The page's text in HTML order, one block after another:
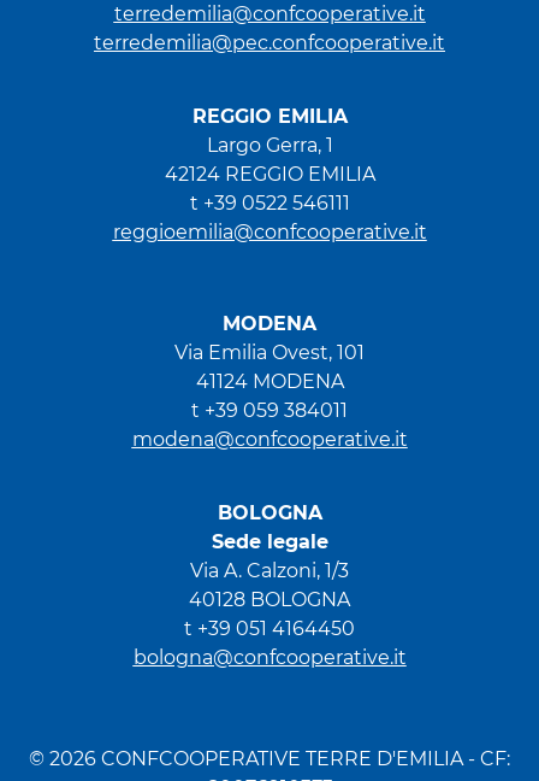
terredemilia@confcooperative.it
terredemilia@pec.confcooperative.it
REGGIO EMILIA
Largo Gerra, 1
42124 REGGIO EMILIA
t +39 0522 546111
reggioemilia@confcooperative.it
MODENA
Via Emilia Ovest, 101
41124 MODENA
t +39 059 384011
modena@confcooperative.it
BOLOGNA
Sede legale
Via A. Calzoni, 1/3
40128 BOLOGNA
t +39 051 4164450
bologna@confcooperative.it
© 2026 CONFCOOPERATIVE TERRE D'EMILIA - CF: